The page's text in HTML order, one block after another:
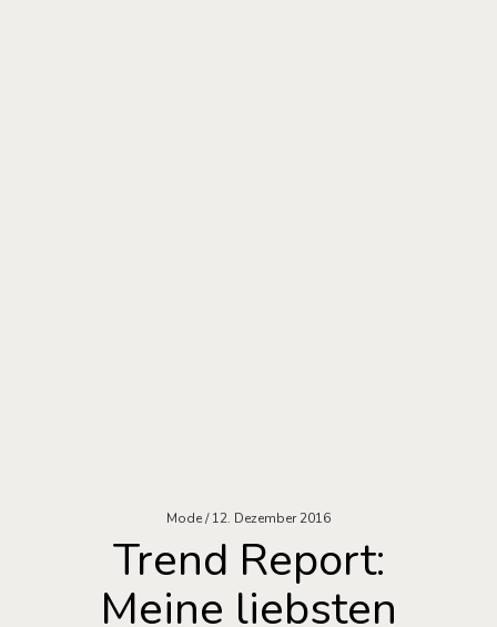
Mode 12. Dezember 2016
Trend Report:
Meine liebsten